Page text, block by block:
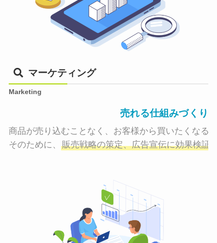
マーケティング
Marketing
売れる仕組みづくり
商品が売り込むことなく、お客様から買いたくなる
そのために、 販売戦略の策定、広告宣伝に効果検証